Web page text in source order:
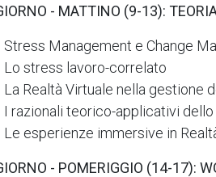
- MATTINO (9-13):
Stress Management e Change
Lo stress lavoro-correlato
La Realtà Virtuale nella gestione
I razionali teorico-applicativi
Le esperienze immersive in
- POMERIGGIO (14-17):